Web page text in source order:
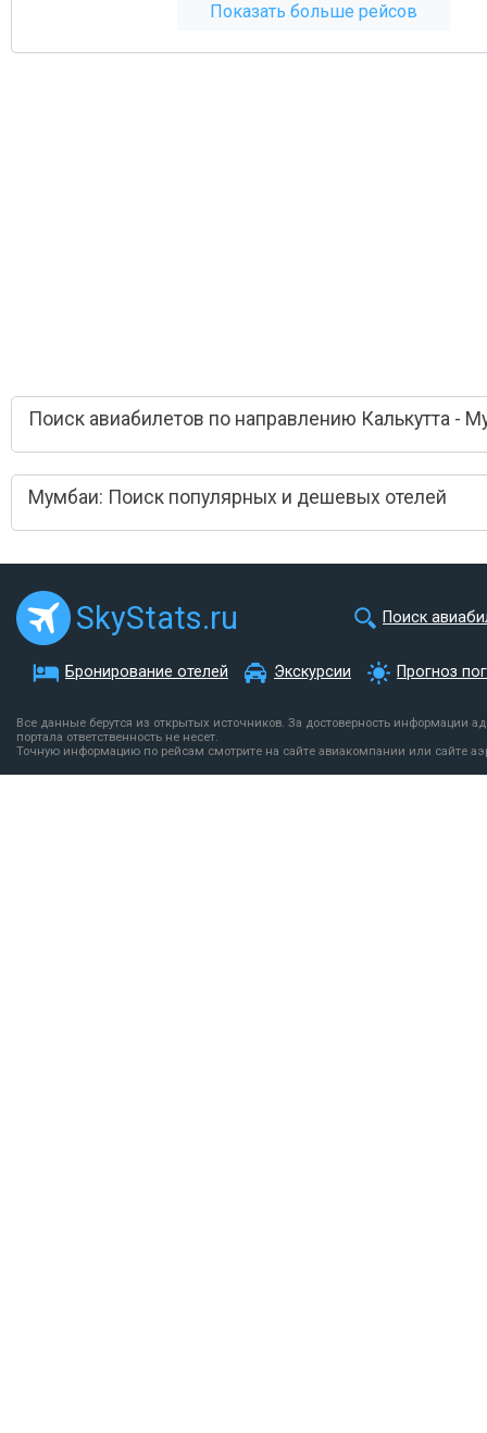
Показать больше рейсов
Поиск авиабилетов по направлению Калькутта -
Мумбаи: Поиск популярных и дешевых отелей
SkyStats.ru Поиск
Бронирование отелей Экскурсии Прогноз
Все данные берутся из открытых источников. За достоверность информации
портала ответственность не несет.
Точную информацию по рейсам смотрите на сайте авиакомпании или сайте